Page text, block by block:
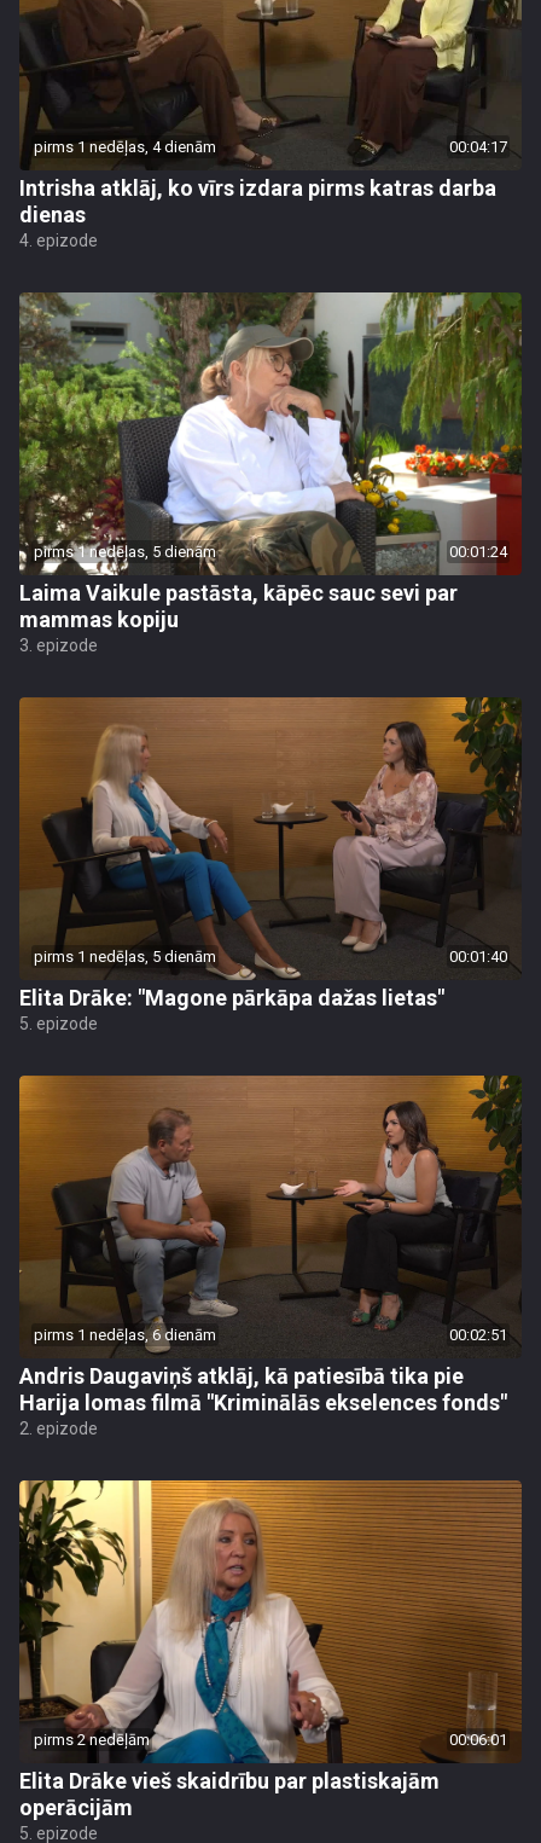
pirms 1 nedēļas, 4 dienām 00:04:17
Intrisha atklāj, ko vīrs izdara pirms katras darba
dienas
4. epizode
pirms 1 nedēļas, 5 dienām 00:01:24
Laima Vaikule pastāsta, kāpēc sauc sevi par
mammas kopiju
3. epizode
pirms 1 nedēļas, 5 dienām 00:01:40
Elita Drāke: "Magone pārkāpa dažas lietas"
5. epizode
pirms 1 nedēļas, 6 dienām 00:02:51
Andris Daugaviņš atklāj, kā patiesībā tika pie
Harija lomas filmā "Kriminālās ekselences fonds"
2. epizode
pirms 2 nedēļām 00:06:01
Elita Drāke vieš skaidrību par plastiskajām
operācijām
5. epizode